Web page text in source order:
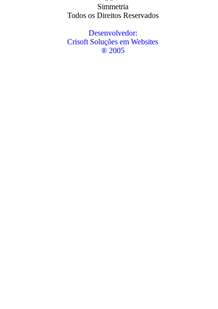
Simmetria
Todos os Direitos Reservados
Desenvolvedor:
Crisoft Soluções em Websites
® 2005